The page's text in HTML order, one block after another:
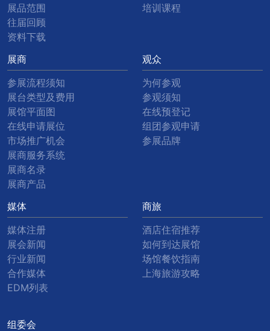
展品范围
往届回顾
资料下载
培训课程
展商
参展流程须知
展台类型及费用
展馆平面图
在线申请展位
市场推广机会
展商服务系统
展商名录
展商产品
观众
为何参观
参观须知
在线预登记
组团参观申请
参展品牌
媒体
媒体注册
展会新闻
行业新闻
合作媒体
EDM列表
商旅
酒店住宿推荐
如何到达展馆
场馆餐饮指南
上海旅游攻略
组委会